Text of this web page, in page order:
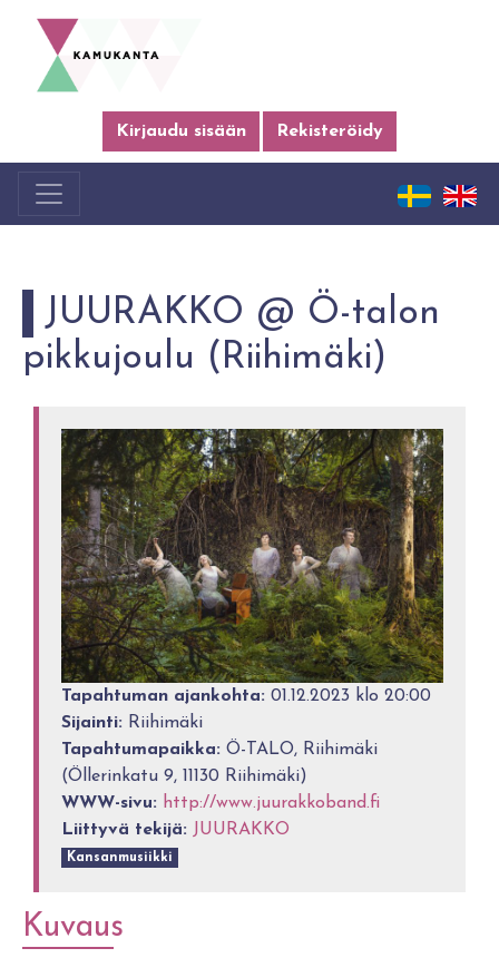
Kirjaudu sisään Rekisteröidy
JUURAKKO @ Ö-talon
pikkujoulu (Riihimäki)
Tapahtuman ajankohta: 01.12.2023 klo 20:00
Sijainti: Riihimäki
Tapahtumapaikka: Ö-TALO, Riihimäki
(Öllerinkatu 9, 11130 Riihimäki)
WWW-sivu: http://www.juurakkoband.fi
Liittyvä tekijä: JUURAKKO
Kansanmusiikki
Kuvaus